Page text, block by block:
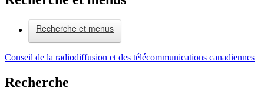
Recherche et menus
Conseil de la radiodiffusion et des télécommunications canadiennes
Recherche